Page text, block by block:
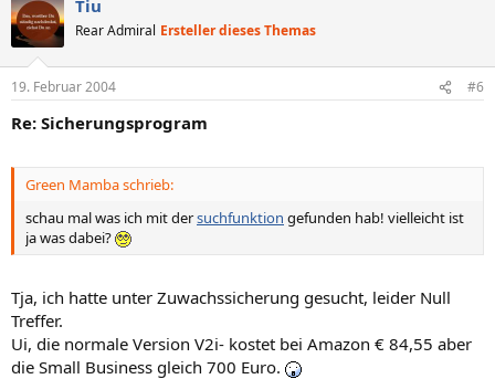
Tiu
Rear Admiral Ersteller dieses Themas
19. Februar 2004 #6
Re: Sicherungsprogram
Green Mamba schrieb:
schau mal was ich mit dersuchfunktion gefunden hab! vielleicht ist
ja was dabei?
Tja, ich hatte unter Zuwachssicherung gesucht, leider Null
Treffer.
Ui, die normale Version V2i- kostet bei Amazon € 84,55 aber
die Small Business gleich 700 Euro.